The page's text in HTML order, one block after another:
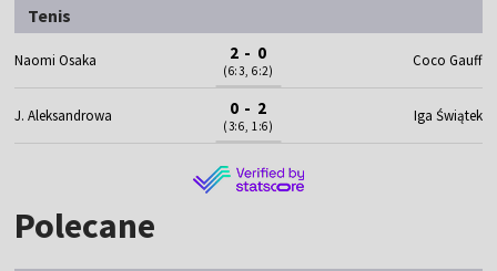
Tenis
Naomi Osaka 2 - 0
(6:3, 6:2)
Coco Gauff
J. Aleksandrowa 0 - 2
(3:6, 1:6)
Iga Świątek
Polecane